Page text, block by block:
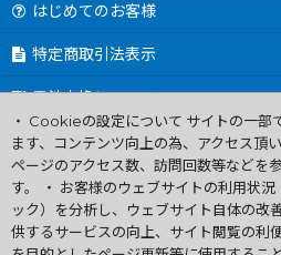
はじめてのお客様
特定商取引法表示
電池交換について
商品カテゴリ一覧
Worldwide Shipping Guide
ファミコン買取通販 中古 ディスクシ
・ Cookieの設定について サイトの一
ます、コンテンツ向上の為、アクセス頂
ページのアクセス数、訪問回数等などを
す。 ・ お客様のウェブサイトの利用状況
ック）を分析し、ウェブサイト自体の改
供するサービスの向上、サイト閲覧の利